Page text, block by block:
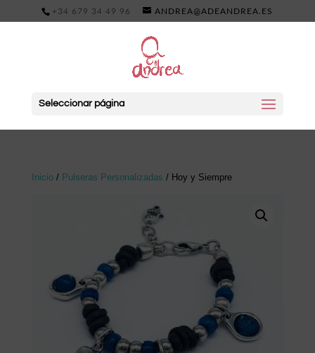
+34 679 34 49 96 ANDREA@ADEANDREA.ES
Seleccionar página
Inicio/ Pulseras Personalizadas / Hoy y Siempre